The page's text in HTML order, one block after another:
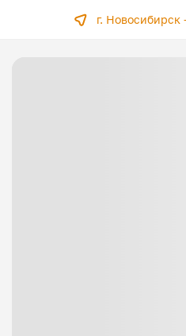
г. Новосибирск